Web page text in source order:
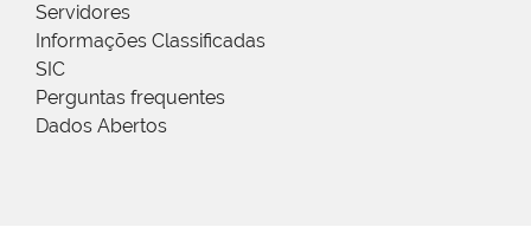
Servidores
Informações Classificadas
SIC
Perguntas frequentes
Dados Abertos